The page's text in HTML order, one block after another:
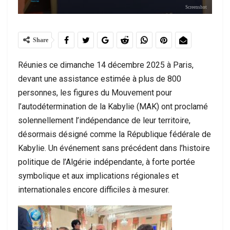
Screenshot
Share
Réunies ce dimanche 14 décembre 2025 à Paris,
devant une assistance estimée à plus de 800
personnes, les figures du Mouvement pour
l’autodétermination de la Kabylie (MAK) ont proclamé
solennellement l’indépendance de leur territoire,
désormais désigné comme la République fédérale de
Kabylie. Un événement sans précédent dans l’histoire
politique de l’Algérie indépendante, à forte portée
symbolique et aux implications régionales et
internationales encore difficiles à mesurer.